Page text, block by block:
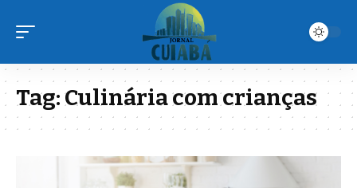
Tag:Culinária com crianças